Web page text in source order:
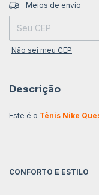
Meios de envio
Não sei meu CEP
Descrição
Este é o Tênis Nike
CONFORTO E ESTILO